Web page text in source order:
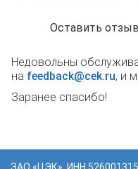
Оставить отзыв
Недовольны
на feedback@cek.ru, и
Заранее спасибо!